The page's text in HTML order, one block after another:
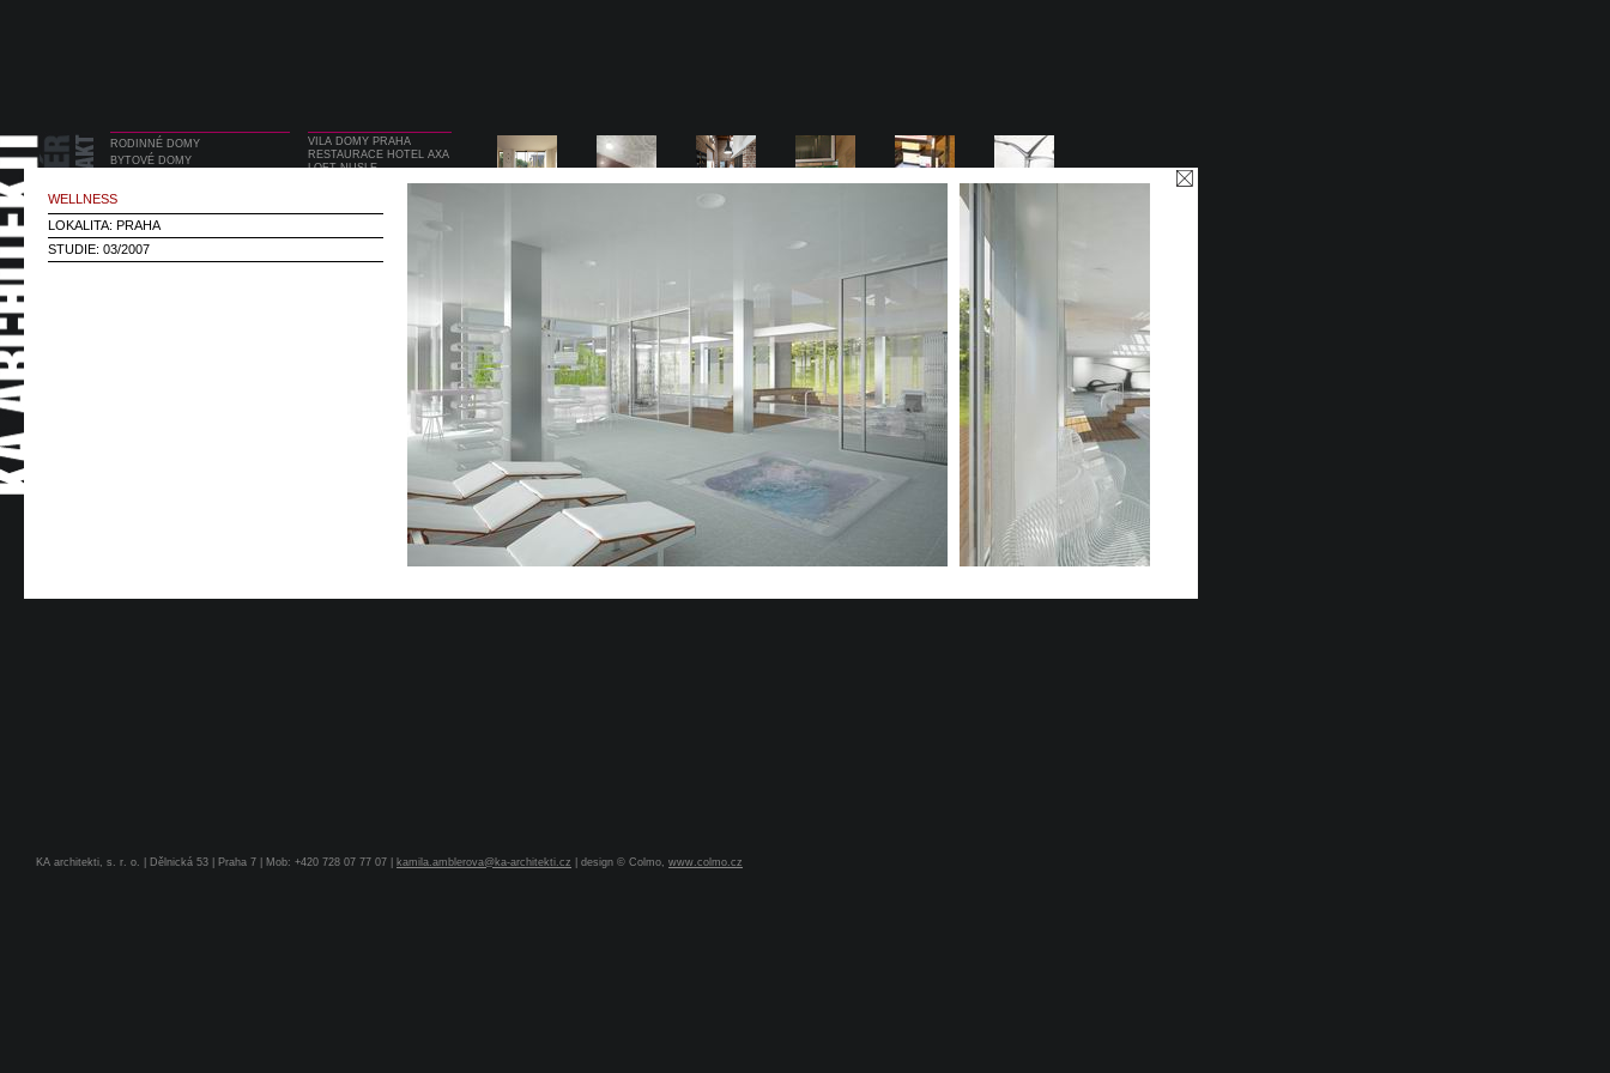
WELLNESS
LOKALITA: PRAHA
STUDIE: 03/2007
RODINNÉ DOMY
BYTOVÉ DOMY
REKONSTRUKCE
INTERIÉRY
DESIGN
VILA DOMY PRAHA
RESTAURACE HOTEL AXA
LOFT NUSLE
BANSKOBYSTRICKÁ
TECHNICKÉ MUZEUM
RESTAURACE OSTROVNÍ
KA architekti, s. r. o. | Dělnická 53 | Praha 7 | Mob: +420 728 07 77 07 | kamila.amblerova@ka-architekti.cz | design © Colmo, www.colmo.cz